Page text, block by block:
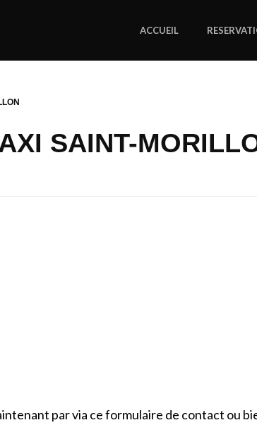
ACCUEIL
SAINT-
par via ce formulaire de contact ou